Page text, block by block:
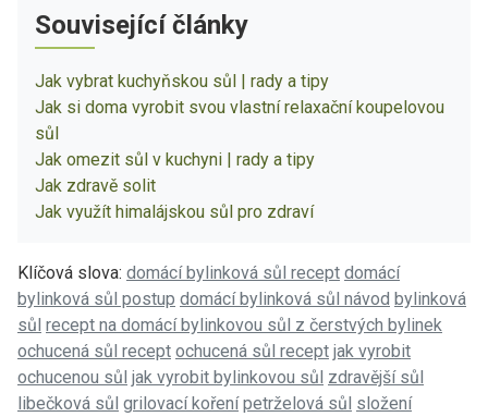
Související články
Jak vybrat kuchyňskou sůl | rady a tipy
Jak si doma vyrobit svou vlastní relaxační koupelovou
sůl
Jak omezit sůl v kuchyni | rady a tipy
Jak zdravě solit
Jak využít himalájskou sůl pro zdraví
Klíčová slova: domácí bylinková sůl recept domácí
bylinková sůl postup domácí bylinková sůl návod bylinková
sůl recept na domácí bylinkovou sůl z čerstvých bylinek
ochucená sůl recept ochucená sůl recept jak vyrobit
ochucenou sůl jak vyrobit bylinkovou sůl zdravější sůl
libečková sůl grilovací koření petrželová sůl složení